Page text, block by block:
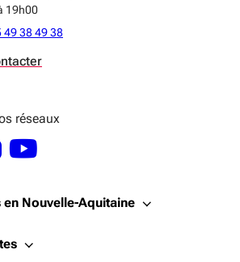
19h00
49 38 49 38
réseaux
DANS UNE NOUVELLE FENÊTRE
DANS UNE NOUVELLE FENÊTRE
- OUVERTURE DANS UNE NOUVELLE FENÊTRE
YOUTUBE - OUVERTURE DANS UNE NOUVELLE FENÊTRE
Nouvelle-Aquitaine